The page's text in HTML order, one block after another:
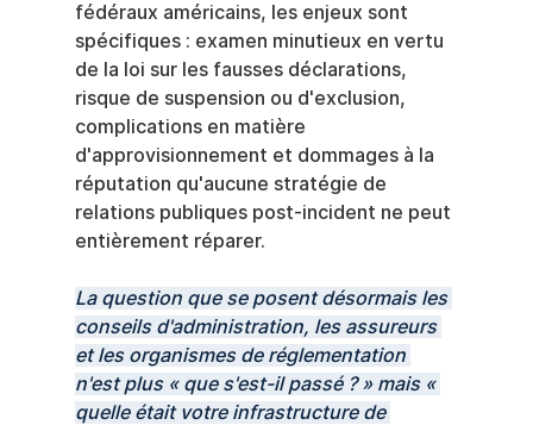
fédéraux américains, les enjeux sont
spécifiques : examen minutieux en vertu
de la loi sur les fausses déclarations,
risque de suspension ou d'exclusion,
complications en matière
d'approvisionnement et dommages à la
réputation qu'aucune stratégie de
relations publiques post-incident ne peut
entièrement réparer.
La question que se posent désormais les
conseils d'administration, les assureurs
et les organismes de réglementation
n'est plus « que s'est-il passé ? » mais «
quelle était votre infrastructure de